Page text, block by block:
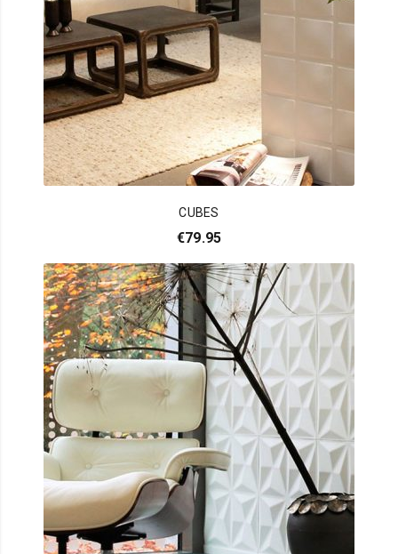
CUBES
€79.95